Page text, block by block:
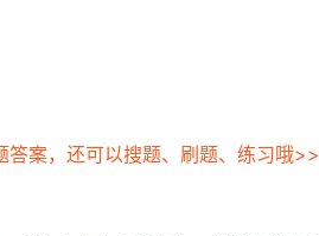
答案，还可以搜题、刷题、练习哦>>